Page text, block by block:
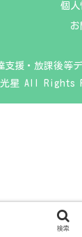
個人
お
援・放課後等
光星 All Rights
検索